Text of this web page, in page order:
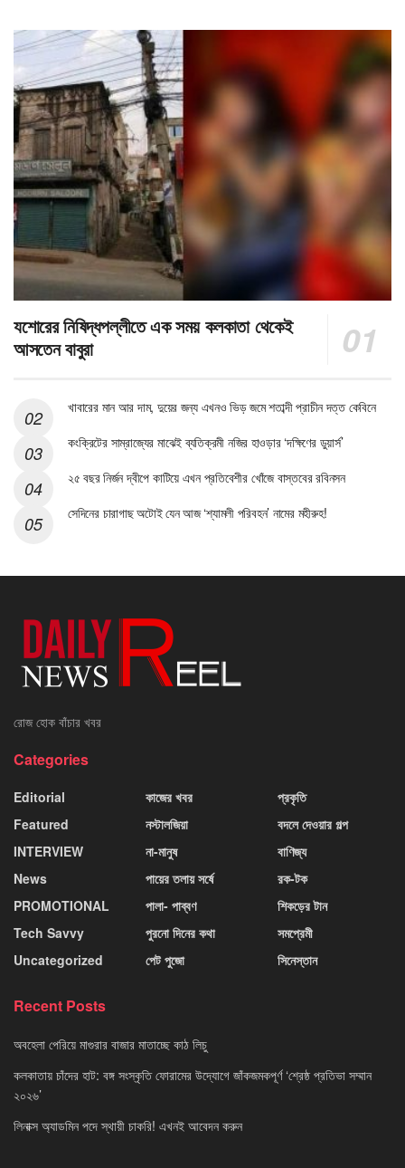
যশোরের নিষিদ্ধপল্লীতে এক সময় কলকাতা থেকেই
আসতেন বাবুরা
খাবারের মান আর দাম, দুয়ের জন্য এখনও ভিড় জমে শতাব্দী প্রাচীন দত্ত কেবিনে
কংক্রিটের সাম্রাজ্যের মাঝেই ব্যতিক্রমী নজির হাওড়ার ‘দক্ষিণের ডুয়ার্স’
২৫ বছর নির্জন দ্বীপে কাটিয়ে এখন প্রতিবেশীর খোঁজে বাস্তবের রবিনসন
সেদিনের চারাগাছ অটোই যেন আজ ‘শ্যামলী পরিবহন’ নামের মহীরুহ!
রোজ হোক বাঁচার খবর
Categories
Editorial
Featured
INTERVIEW
News
PROMOTIONAL
Tech Savvy
Uncategorized
কাজের খবর
নস্টালজিয়া
না-মানুষ
পায়ের তলায় সর্ষে
পালা- পাব্বণ
পুরনো দিনের কথা
পেট পুজো
প্রকৃতি
বদলে দেওয়ার গল্প
বাণিজ্য
রক-টক
শিকড়ের টান
সমপ্রেমী
সিনেস্তান
Recent Posts
অবহেলা পেরিয়ে মাগুরার বাজার মাতাচ্ছে কাঠ লিচু
কলকাতায় চাঁদের হাট: বঙ্গ সংস্কৃতি ফোরামের উদ্যোগে জাঁকজমকপূর্ণ ‘শ্রেষ্ঠ প্রতিভা সম্মান
২০২৬’
লিনাক্স অ্যাডমিন পদে স্থায়ী চাকরি! এখনই আবেদন করুন